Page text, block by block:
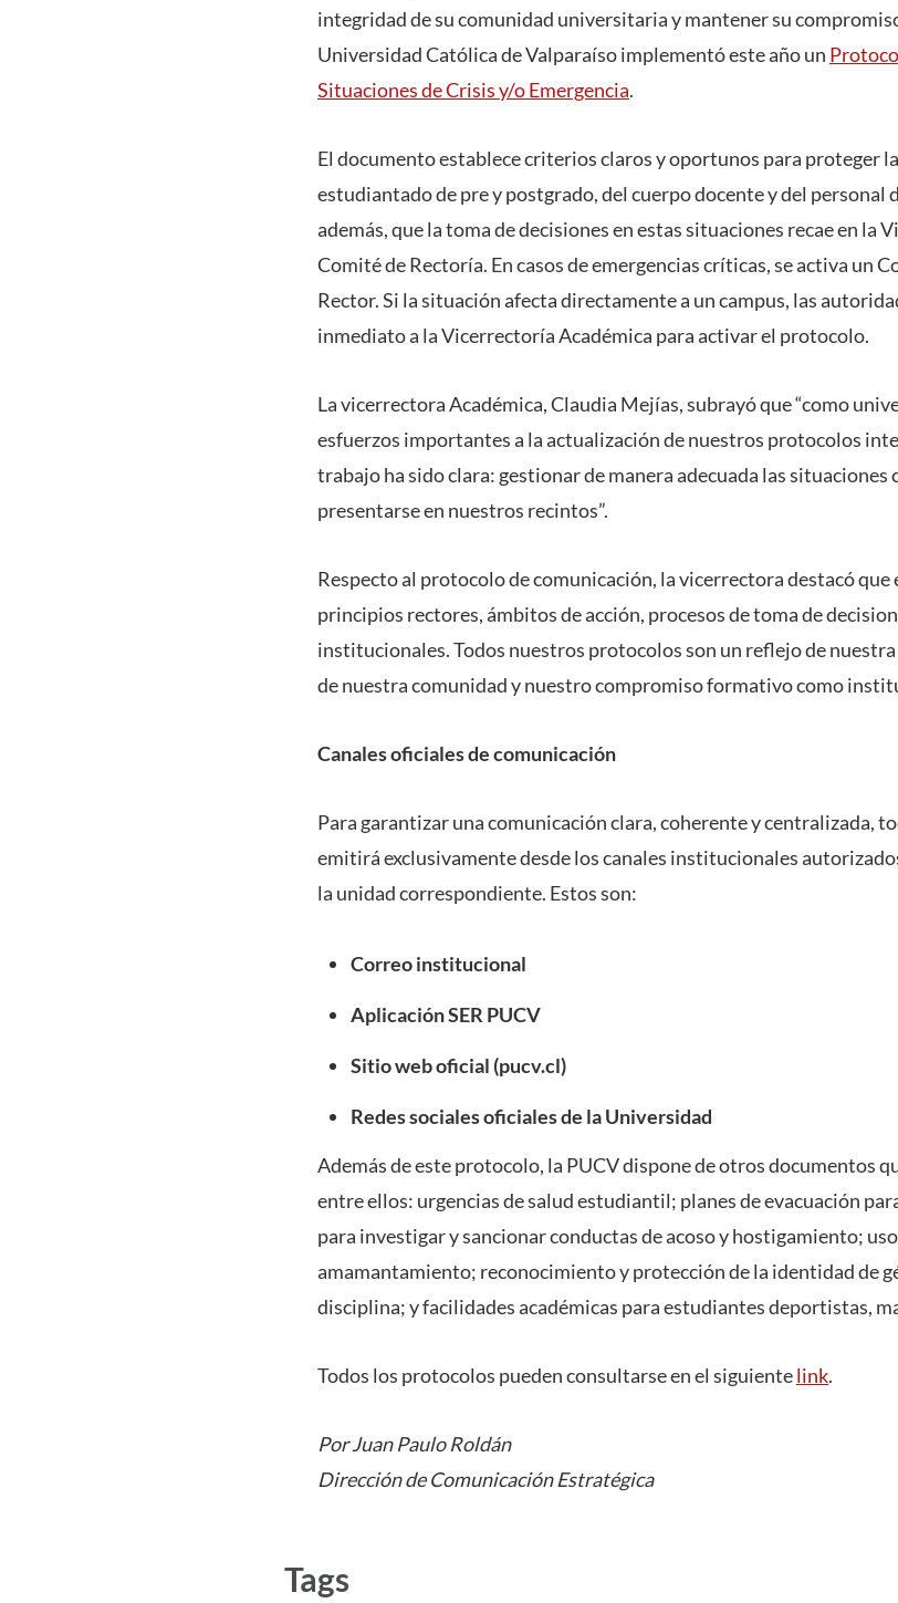
integridad de su comunidad universitaria y mantener su
Universidad Católica de Valparaíso implementó este año un
Situaciones de Crisis y/o Emergencia.
El documento establece criterios claros y oportunos para proteger
estudiantado de pre y postgrado, del cuerpo docente y del personal
además, que la toma de decisiones en estas situaciones recae en la
Comité de Rectoría. En casos de emergencias críticas, se activa un
Rector. Si la situación afecta directamente a un campus, las
inmediato a la Vicerrectoría Académica para activar el protocolo.
La vicerrectora Académica, Claudia Mejías, subrayó que “como
esfuerzos importantes a la actualización de nuestros protocolos
trabajo ha sido clara: gestionar de manera adecuada las situaciones
presentarse en nuestros recintos”.
Respecto al protocolo de comunicación, la vicerrectora destacó que
principios rectores, ámbitos de acción, procesos de toma de
institucionales. Todos nuestros protocolos son un reflejo de
de nuestra comunidad y nuestro compromiso formativo como
Canales oficiales de comunicación
Para garantizar una comunicación clara, coherente y centralizada,
emitirá exclusivamente desde los canales institucionales
la unidad correspondiente. Estos son:
Correo institucional
Aplicación SER PUCV
Sitio web oficial (pucv.cl)
Redes sociales oficiales de la Universidad
Además de este protocolo, la PUCV dispone de otros documentos
entre ellos: urgencias de salud estudiantil; planes de evacuación
para investigar y sancionar conductas de acoso y hostigamiento;
amamantamiento; reconocimiento y protección de la identidad de
disciplina; y facilidades académicas para estudiantes deportistas,
Todos los protocolos pueden consultarse en el siguientelink.
Por Juan Paulo Roldán
Dirección de Comunicación Estratégica
Tags